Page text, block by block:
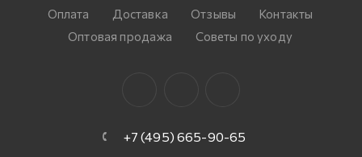
Оплата
Доставка Отзывы
Контакты
Оптовая продажа
Советы по уходу
+7 (495) 665-90-65